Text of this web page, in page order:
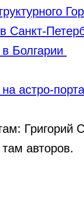
Санкт-
Болгарии
астро-
Григорий
авторов.